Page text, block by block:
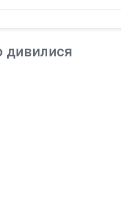
дивилися